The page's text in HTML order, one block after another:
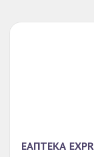
ЕАПТЕКА